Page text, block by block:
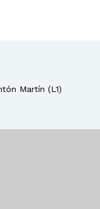
Martín (L1)